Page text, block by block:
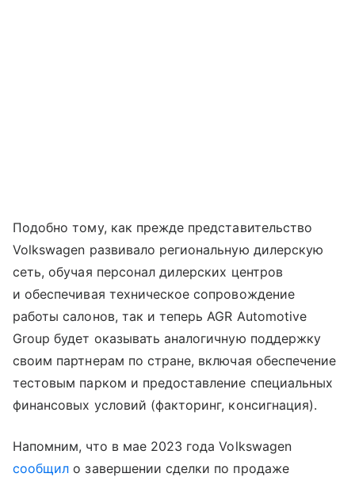
Подобно тому, как прежде представительство
Volkswagen развивало региональную дилерскую
сеть, обучая персонал дилерских центров
и обеспечивая техническое сопровождение
работы салонов, так и теперь AGR Automotive
Group будет оказывать аналогичную поддержку
своим партнерам по стране, включая обеспечение
тестовым парком и предоставление специальных
финансовых условий (факторинг, консигнация).
Напомним, что в мае 2023 года Volkswagen
сообщил о завершении сделки по продаже